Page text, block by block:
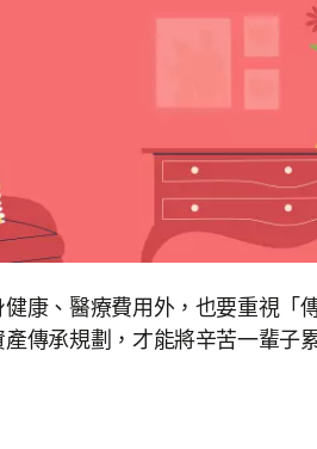
康、醫療費用外，也要重視
傳承規劃，才能將辛苦一輩子